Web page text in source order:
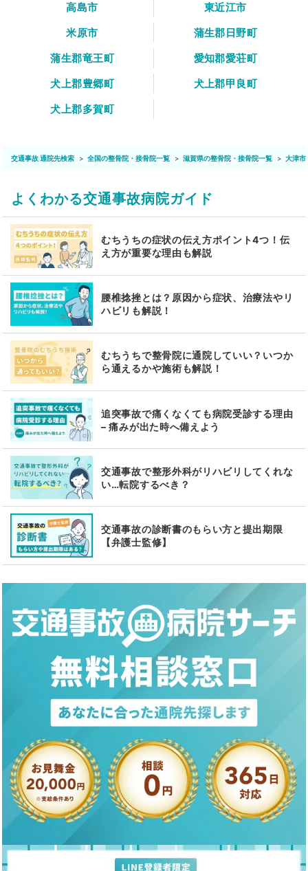
高島市
東近江市
米原市
蒲生郡日野町
蒲生郡竜王町
愛知郡愛荘町
犬上郡豊郷町
犬上郡甲良町
犬上郡多賀町
交通事故 通院先検索 全国の整骨院・接骨院一覧 滋賀県の整骨院・接骨院一覧 大津市
よくわかる交通事故病院ガイド
むちうちの症状の伝え方ポイント4つ！伝
え方が重要な理由も解説
腰椎捻挫とは？原因から症状、治療法やリ
ハビリも解説！
むちうちで整骨院に通院していい？いつか
ら通えるかや施術も解説！
追突事故で痛くなくても病院受診する理由
– 痛みが出た時へ備えよう
交通事故で整形外科がリハビリしてくれな
い…転院するべき？
交通事故の診断書のもらい方と提出期限
【弁護士監修】